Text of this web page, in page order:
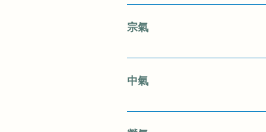
元氣是人體中最本原的氣。 元
二是推動和激 發臟腑、經絡等
宗氣
宗氣，是積聚於胸中之氣。宗氣
言、聲音皆與宗氣有關。宗氣充
來躁動散大或微弱無力、以及脈
中氣
中氣，即中焦之氣。因脾胃位居